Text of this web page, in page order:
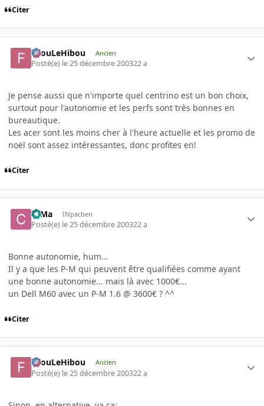
Citer
FilouLeHibou Ancien
Posté(e) le 25 décembre 200322 a
Je pense aussi que n'importe quel centrino est un bon choix,
surtout pour l'autonomie et les perfs sont très bonnes en
bureautique.
Les acer sont les moins cher à l'heure actuelle et les promo de
noël sont assez intéressantes, donc profites en!
Citer
c0Ma INpactien
Posté(e) le 25 décembre 200322 a
Bonne autonomie, hum...
Il y a que les P-M qui peuvent être qualifiées comme ayant
une bonne autonomie... mais là avec 1000€...
un Dell M60 avec un P-M 1.6 @ 3600€ ? ^^
Citer
FilouLeHibou Ancien
Posté(e) le 25 décembre 200322 a